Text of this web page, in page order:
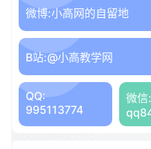
微博:小高网的自留地
B站:@小高教学网
QQ:
995113774
微信: